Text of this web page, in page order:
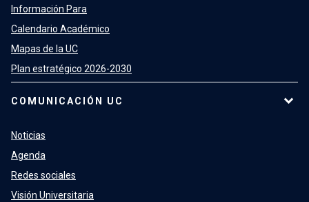
Información Para
Calendario Académico
Mapas de la UC
Plan estratégico 2026-2030
COMUNICACIÓN UC
Noticias
Agenda
Redes sociales
Visión Universitaria